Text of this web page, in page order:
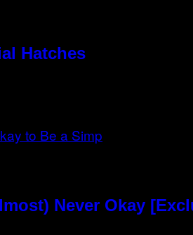
Hatches
Never Okay